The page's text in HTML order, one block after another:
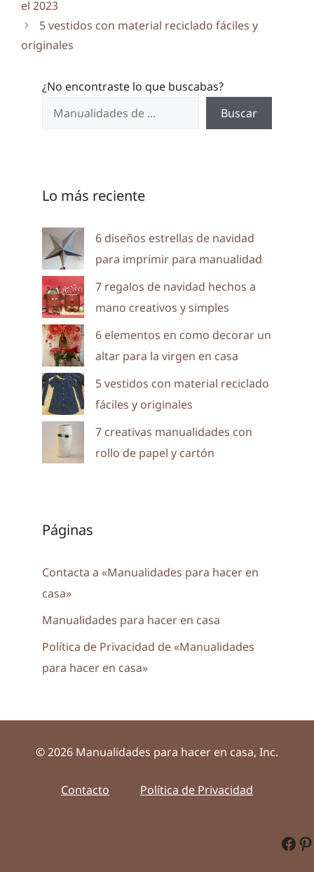
el 2023
5 vestidos con material reciclado fáciles y
originales
¿No encontraste lo que buscabas?
Buscar
Lo más reciente
6 diseños estrellas de navidad
para imprimir para manualidad
7 regalos de navidad hechos a
mano creativos y simples
6 elementos en como decorar un
altar para la virgen en casa
5 vestidos con material reciclado
fáciles y originales
7 creativas manualidades con
rollo de papel y cartón
Páginas
Contacta a «Manualidades para hacer en
casa»
Manualidades para hacer en casa
Política de Privacidad de «Manualidades
para hacer en casa»
© 2026 Manualidades para hacer en casa, Inc.
Contacto Política de Privacidad